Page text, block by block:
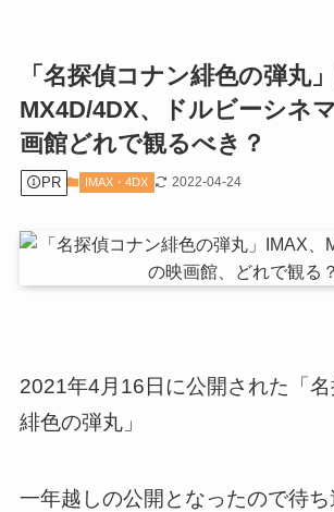
「名探偵コナン緋色の弾丸
MX4D/4DX、ドルビーシネ
画館どれで観るべき？
PR IMAX・4DX 2022-04-24
2021年4月16日に公開された「
緋色の弾丸」
一年越しの公開となったので待ち